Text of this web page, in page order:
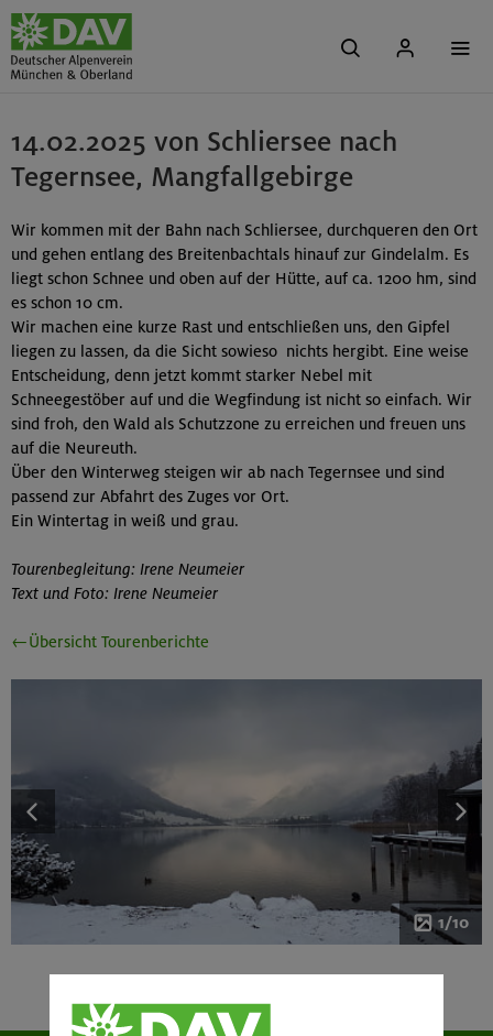
14.02.2025 von Schliersee nach
Tegernsee, Mangfallgebirge
Wir kommen mit der Bahn nach Schliersee, durchqueren den Ort
und gehen entlang des Breitenbachtals hinauf zur Gindelalm. Es
liegt schon Schnee und oben auf der Hütte, auf ca. 1200 hm, sind
es schon 10 cm.
Wir machen eine kurze Rast und entschließen uns, den Gipfel
liegen zu lassen, da die Sicht sowieso nichts hergibt. Eine weise
Entscheidung, denn jetzt kommt starker Nebel mit
Schneegestöber auf und die Wegfindung ist nicht so einfach. Wir
sind froh, den Wald als Schutzzone zu erreichen und freuen uns
auf die Neureuth.
Über den Winterweg steigen wir ab nach Tegernsee und sind
passend zur Abfahrt des Zuges vor Ort.
Ein Wintertag in weiß und grau.
Tourenbegleitung: Irene Neumeier
Text und Foto: Irene Neumeier
←Übersicht Tourenberichte
1/10